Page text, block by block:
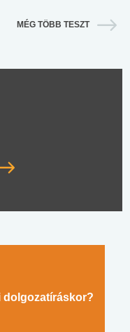
MÉG TÖBB TESZT
dolgozatíráskor?